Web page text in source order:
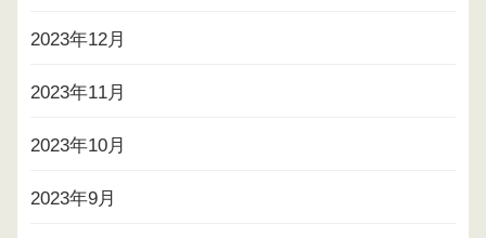
2023年12月
2023年11月
2023年10月
2023年9月